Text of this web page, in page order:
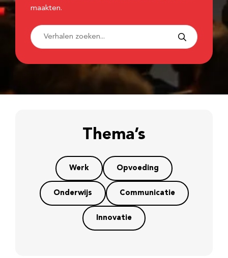
maakten.
Thema’s
Werk Opvoeding
Onderwijs Communicatie
Innovatie